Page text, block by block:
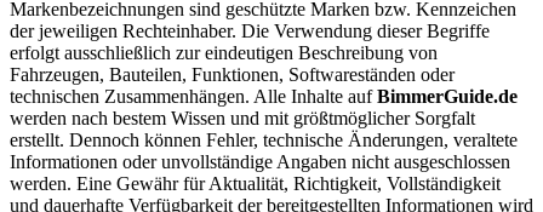
Markenbezeichnungen sind geschützte Marken bzw. Kennzeichen
der jeweiligen Rechteinhaber. Die Verwendung dieser Begriffe
erfolgt ausschließlich zur eindeutigen Beschreibung von
Fahrzeugen, Bauteilen, Funktionen, Softwareständen oder
technischen Zusammenhängen. Alle Inhalte aufBimmerGuide.de
werden nach bestem Wissen und mit größtmöglicher Sorgfalt
erstellt. Dennoch können Fehler, technische Änderungen, veraltete
Informationen oder unvollständige Angaben nicht ausgeschlossen
werden. Eine Gewähr für Aktualität, Richtigkeit, Vollständigkeit
und dauerhafte Verfügbarkeit der bereitgestellten Informationen wird